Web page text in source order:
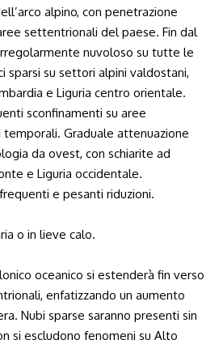
alpino, con penetrazione
settentrionali del paese. Fin dal
nuvoloso su tutte le
sparsi su settori alpini valdostani,
e Liguria centro orientale.
sconfinamenti su aree
Graduale attenuazione
da ovest, con schiarite ad
e Liguria occidentale.
e pesanti riduzioni.
o in lieve calo.
oceanico si estenderà fin verso
enfatizzando un aumento
Nubi sparse saranno presenti sin
si escludono fenomeni su Alto